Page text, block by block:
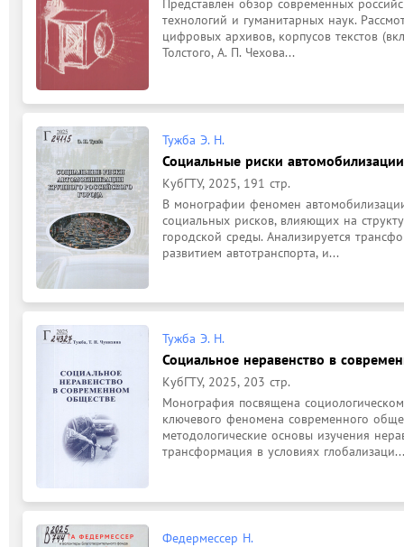
технологий и гуманитарных наук.
цифровых архивов, корпусов текстов
Толстого, А. П. Чехова...
Тужба Э. Н.
Социальные риски
КубГТУ, 2025, 191 стр.
В монографии феномен
социальных рисков, влияющих на
городской среды. Анализируется
развитием автотранспорта, и...
Тужба Э. Н.
Социальное неравенство в
КубГТУ, 2025, 203 стр.
Монография посвящена
ключевого феномена современного
методологические основы изучения
трансформация в условиях глобализаци...
Федермессер Н.